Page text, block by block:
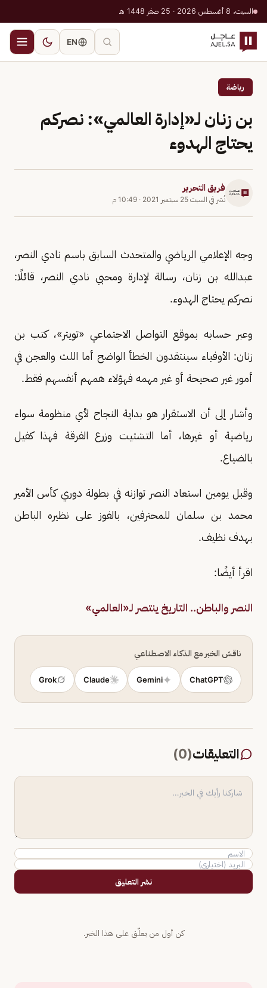
السبت، 8 أغسطس 2026 · 25 صفر 1448 هـ
EN
رياضة
بن زنان لـ«إدارة العالمي»: نصركم
يحتاج الهدوء
فريق التحرير
نُشر في السبت 25 سبتمبر 2021 · 10:49 م
وجه الإعلامي الرياضي والمتحدث السابق باسم نادي النصر،
عبدالله بن زنان، رسالة لإدارة ومحبي نادي النصر، قائلًا:
نصركم يحتاج الهدوء.
وعبر حسابه بموقع التواصل الاجتماعي «تويتر»، كتب بن
زنان: الأوفياء سينتقدون الخطأ الواضح أما اللت والعجن في
أمور غير صحيحة أو غير مهمه فهؤلاء همهم أنفسهم فقط.
وأشار إلى أن الاستقرار هو بداية النجاح لأي منظومة سواء
رياضية أو غيرها، أما التشتيت وزرع الفرقة فهذا كفيل
بالضياع.
وقبل يومين استعاد النصر توازنه في بطولة دوري كأس الأمير
محمد بن سلمان للمحترفين، بالفوز على نظيره الباطن
بهدف نظيف.
اقرأ أيضًا:
النصر والباطن.. التاريخ ينتصر لـ«العالمي»
ناقش الخبر مع الذكاء الاصطناعي
ChatGPT
Gemini
Claude
Grok
التعليقات(
0
)
نشر التعليق
كن أول من يعلّق على هذا الخبر.